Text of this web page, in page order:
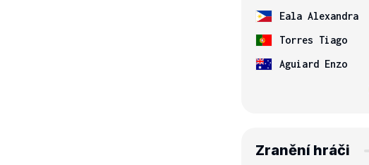
Eala Alexandra
Torres Tiago
Aguiard Enzo
Zranění hráči